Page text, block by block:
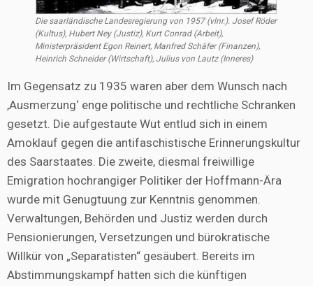
Die saarländische Landesregierung von 1957 (vlnr.). Josef Röder
(Kultus), Hubert Ney (Justiz), Kurt Conrad (Arbeit),
Ministerpräsident Egon Reinert, Manfred Schäfer (Finanzen),
Heinrich Schneider (Wirtschaft), Julius von Lautz (Inneres)
Im Gegensatz zu 1935 waren aber dem Wunsch nach
,Ausmerzung‘ enge politische und rechtliche Schranken
gesetzt. Die aufgestaute Wut entlud sich in einem
Amoklauf gegen die antifaschistische Erinnerungskultur
des Saarstaates. Die zweite, diesmal freiwillige
Emigration hochrangiger Politiker der Hoffmann-Ära
wurde mit Genugtuung zur Kenntnis genommen.
Verwaltungen, Behörden und Justiz werden durch
Pensionierungen, Versetzungen und bürokratische
Willkür von „Separatisten“ gesäubert. Bereits im
Abstimmungskampf hatten sich die künftigen